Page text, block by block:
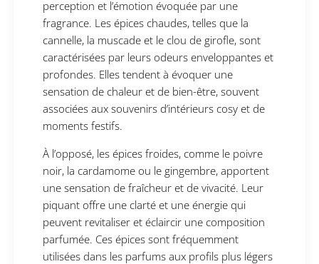
perception et l’émotion évoquée par une
fragrance. Les épices chaudes, telles que la
cannelle, la muscade et le clou de girofle, sont
caractérisées par leurs odeurs enveloppantes et
profondes. Elles tendent à évoquer une
sensation de chaleur et de bien-être, souvent
associées aux souvenirs d’intérieurs cosy et de
moments festifs.
À l’opposé, les épices froides, comme le poivre
noir, la cardamome ou le gingembre, apportent
une sensation de fraîcheur et de vivacité. Leur
piquant offre une clarté et une énergie qui
peuvent revitaliser et éclaircir une composition
parfumée. Ces épices sont fréquemment
utilisées dans les parfums aux profils plus légers